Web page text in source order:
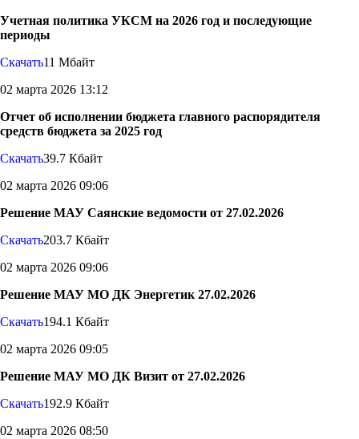
Учетная политика УКСМ на 2026 год и последующие
периоды
Скачать11 Мбайт
02 марта 2026 13:12
Отчет об исполнении бюджета главного распорядителя
средств бюджета за 2025 год
Скачать39.7 Кбайт
02 марта 2026 09:06
Решение МАУ Саянские ведомости от 27.02.2026
Скачать203.7 Кбайт
02 марта 2026 09:06
Решение МАУ МО ДК Энергетик 27.02.2026
Скачать194.1 Кбайт
02 марта 2026 09:05
Решение МАУ МО ДК Визит от 27.02.2026
Скачать192.9 Кбайт
02 марта 2026 08:50